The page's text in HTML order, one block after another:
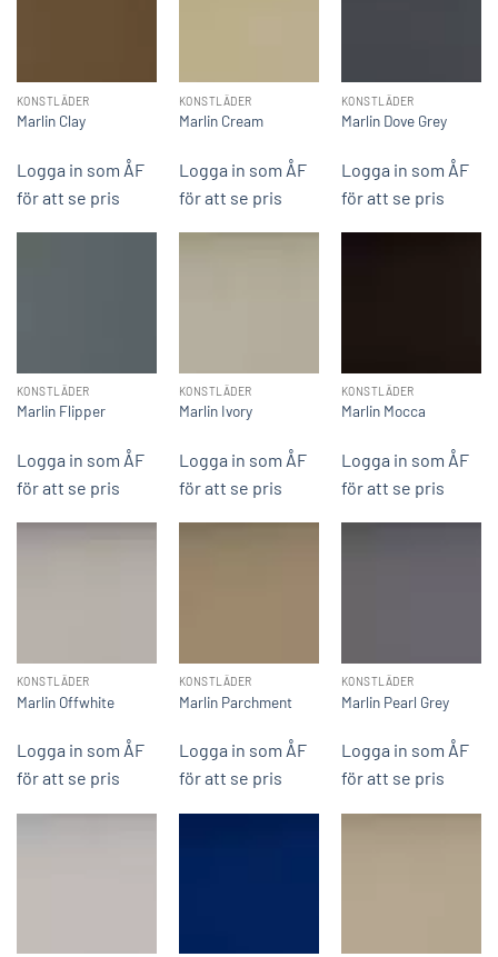
KONSTLÄDER
Marlin Clay
Logga in som ÅF
för att se pris
KONSTLÄDER
Marlin Cream
Logga in som ÅF
för att se pris
KONSTLÄDER
Marlin Dove Grey
Logga in som ÅF
för att se pris
KONSTLÄDER
Marlin Flipper
Logga in som ÅF
för att se pris
KONSTLÄDER
Marlin Ivory
Logga in som ÅF
för att se pris
KONSTLÄDER
Marlin Mocca
Logga in som ÅF
för att se pris
KONSTLÄDER
Marlin Offwhite
Logga in som ÅF
för att se pris
KONSTLÄDER
Marlin Parchment
Logga in som ÅF
för att se pris
KONSTLÄDER
Marlin Pearl Grey
Logga in som ÅF
för att se pris